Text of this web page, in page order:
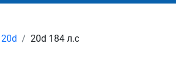
20d 20d 184 л.с